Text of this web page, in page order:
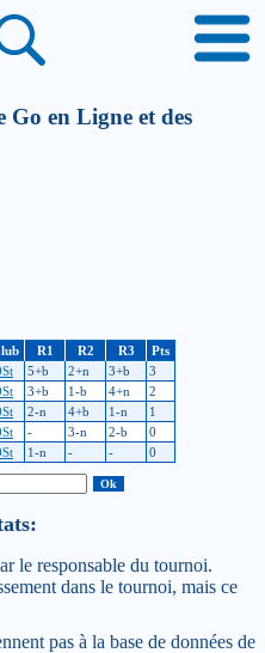
en Ligne et des
R1 R2 R3
Pts
5+b 2+n 3+b
3
3+b 1-b 4+n
2
2-n 4+b 1-n
1
- 3-n 2-b
0
1-n - - 0
le responsable du tournoi.
dans le tournoi, mais ce
pas à la base de données de